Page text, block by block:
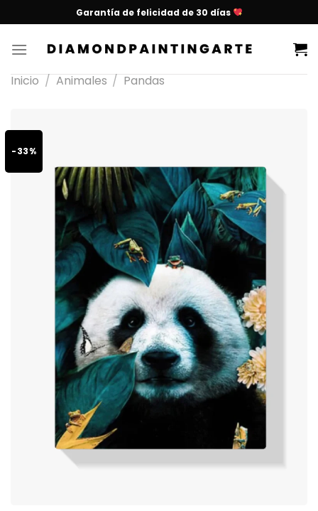
Garantía de felicidad de 30 días
Inicio / Animales / Pandas
-33%